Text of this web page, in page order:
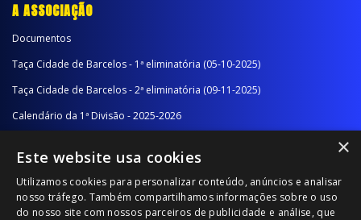
A ASSOCIAÇÃO
Documentos
Taça Cidade de Barcelos - 1ª eliminatória (05-10-2025)
Taça Cidade de Barcelos - 2ª eliminatória (09-11-2025)
Calendário da 1ª Divisão - 2025-2026
Calendário da 2ª Divisão - Série B - 2025-2026
Calendário da Época
×
Este website usa cookies
Utilizamos cookies para personalizar conteúdo, anúncios e analisar
nosso tráfego. Também compartilhamos informações sobre o uso
do nosso site com nossos parceiros de publicidade e análise, que